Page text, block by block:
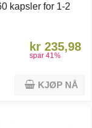
kapsler for 1-2
kr 235,98
spar 41 %
KJØP NÅ